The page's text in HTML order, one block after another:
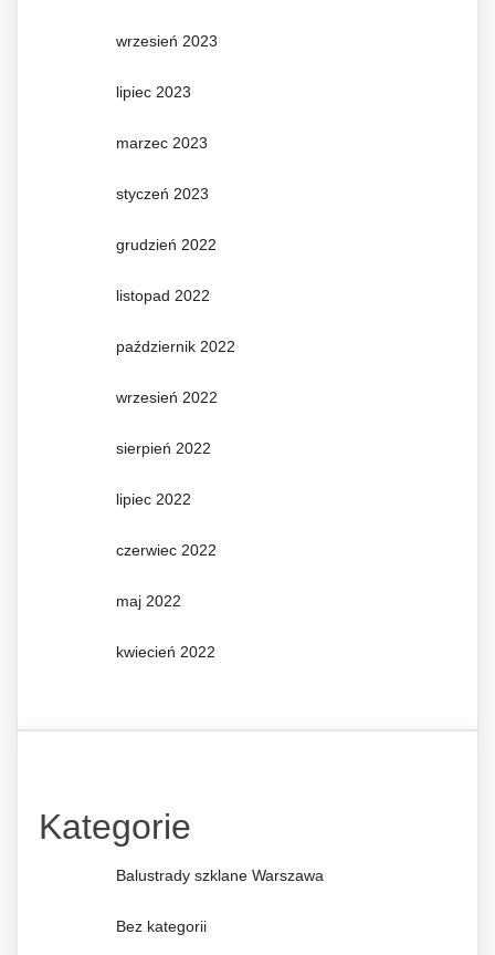
wrzesień 2023
lipiec 2023
marzec 2023
styczeń 2023
grudzień 2022
listopad 2022
październik 2022
wrzesień 2022
sierpień 2022
lipiec 2022
czerwiec 2022
maj 2022
kwiecień 2022
Kategorie
Balustrady szklane Warszawa
Bez kategorii